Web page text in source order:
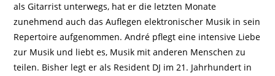
als Gitarrist unterwegs, hat er die letzten Monate
zunehmend auch das Auflegen elektronischer Musik in sein
Repertoire aufgenommen. André pflegt eine intensive Liebe
zur Musik und liebt es, Musik mit anderen Menschen zu
teilen. Bisher legt er als Resident DJ im 21. Jahrhundert in